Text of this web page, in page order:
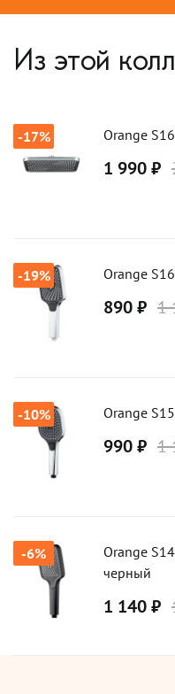
Из этой
-17% Orange
1 990 ₽
-19% Orange
890 ₽ 1
-10% Orange
990 ₽ 1
-6%
Orange
черный
1 140 ₽